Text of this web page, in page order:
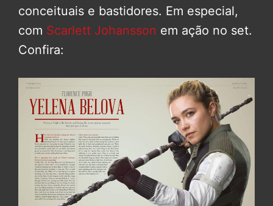
conceituais e bastidores. Em especial,
com Scarlett Johansson em ação no set.
Confira: